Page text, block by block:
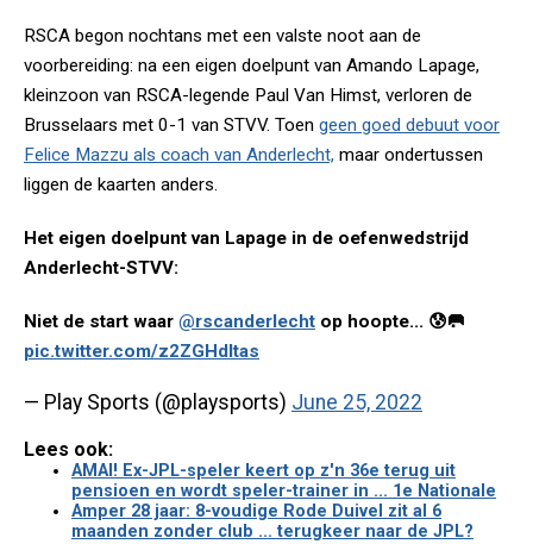
RSCA begon nochtans met een valste noot aan de
voorbereiding: na een eigen doelpunt van Amando Lapage,
kleinzoon van RSCA-legende Paul Van Himst, verloren de
Brusselaars met 0-1 van STVV. Toen geen goed debuut voor
Felice Mazzu als coach van Anderlecht, maar ondertussen
liggen de kaarten anders.
Het eigen doelpunt van Lapage in de oefenwedstrijd
Anderlecht-STVV:
Niet de start waar @rscanderlecht op hoopte... 😰🥅
pic.twitter.com/z2ZGHdItas
— Play Sports (@playsports) June 25, 2022
Lees ook:
AMAI! Ex-JPL-speler keert op z'n 36e terug uit
pensioen en wordt speler-trainer in ... 1e Nationale
Amper 28 jaar: 8-voudige Rode Duivel zit al 6
maanden zonder club ... terugkeer naar de JPL?